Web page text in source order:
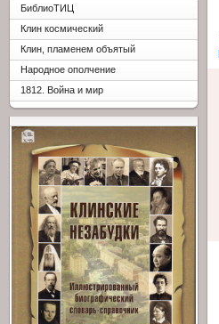
БиблиоТИЦ
Клин космический
Клин, пламенем объятый
Народное ополчение
1812. Война и мир